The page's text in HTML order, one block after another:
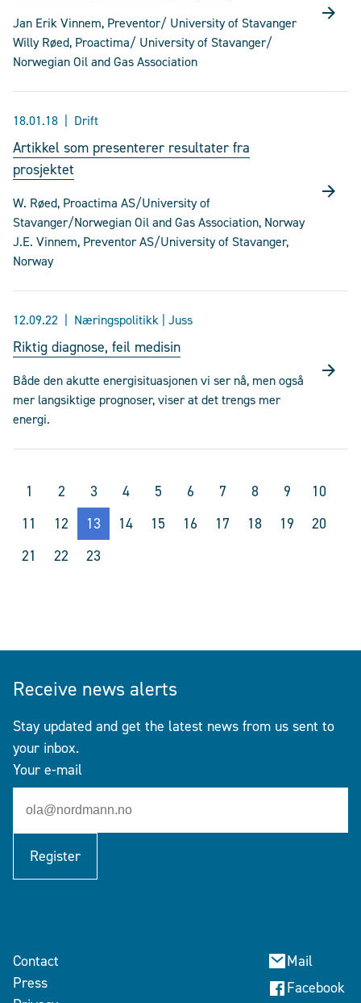
Jan Erik Vinnem, Preventor/ University of Stavanger
Willy Røed, Proactima/ University of Stavanger/
Norwegian Oil and Gas Association
18.01.18 Drift
Artikkel som presenterer resultater fra
prosjektet
W. Røed, Proactima AS/University of
Stavanger/Norwegian Oil and Gas Association, Norway
J.E. Vinnem, Preventor AS/University of Stavanger,
Norway
12.09.22 Næringspolitikk | Juss
Riktig diagnose, feil medisin
Både den akutte energisituasjonen vi ser nå, men også
mer langsiktige prognoser, viser at det trengs mer
energi.
1 2 3 4 5 6 7 8 9
10
11
12 13 14 15 16 17 18 19
20
21
22 23
Receive news alerts
Stay updated and get the latest news from us sent to
your inbox.
Your e-mail
Register
Contact
Press
Mail
Facebook